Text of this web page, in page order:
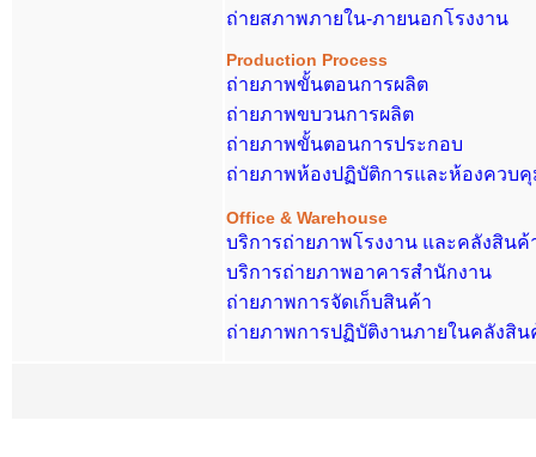
ถ่ายสภาพภายใน-ภายนอกโรงงาน
Production Process
ถ่ายภาพขั้นตอนการผลิต
ถ่ายภาพขบวนการผลิต
ถ่ายภาพขั้นตอนการประกอบ
ถ่ายภาพห้องปฏิบัติการและห้องควบ
Office & Warehouse
บริการถ่ายภาพโรงงาน และคลังสินค้
บริการถ่ายภาพอาคารสำนักงาน
ถ่ายภาพการจัดเก็บสินค้า
ถ่ายภาพการปฏิบัติงานภายในคลังสิน